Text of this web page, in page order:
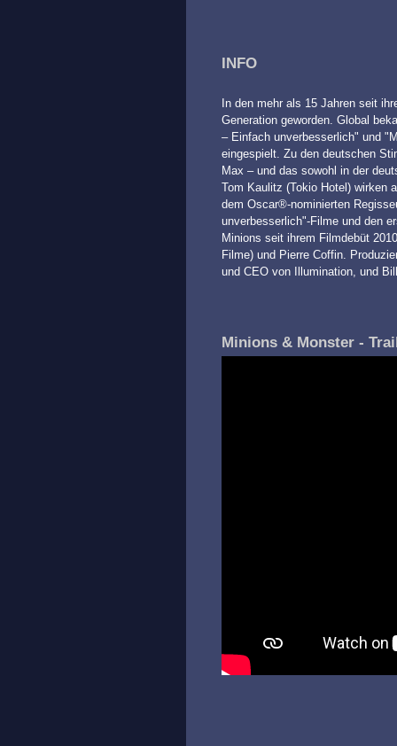
INFO
In den mehr als 15 Jahren seit
Generation geworden. Global
– Einfach unverbesserlich" und
eingespielt. Zu den deutschen
Max – und das sowohl in der
Tom Kaulitz (Tokio Hotel) wirken
dem Oscar®-nominierten
unverbesserlich"-Filme und den
Minions seit ihrem Filmdebüt
Filme) und Pierre Coffin.
und CEO von Illumination, und
Minions & Monster -